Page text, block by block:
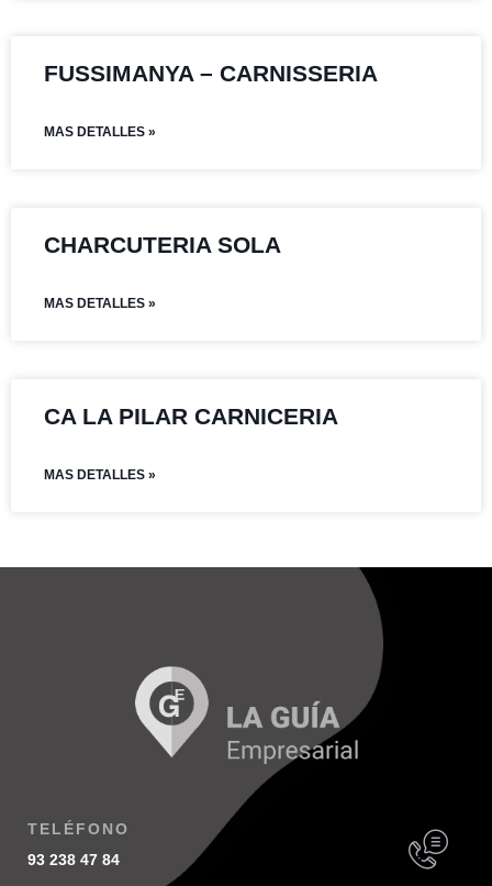
FUSSIMANYA – CARNISSERIA
MAS DETALLES »
CHARCUTERIA SOLA
MAS DETALLES »
CA LA PILAR CARNICERIA
MAS DETALLES »
TELÉFONO
93 238 47 84